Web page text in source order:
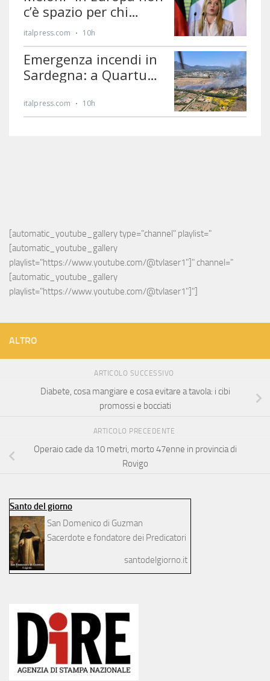
[automatic_youtube_gallery type="channel" playlist="
[automatic_youtube_gallery
playlist="https://www.youtube.com/@tvlaser1"]" channel="
[automatic_youtube_gallery
playlist="https://www.youtube.com/@tvlaser1"]"]
ALTRO
ARTICOLO SUCCESSIVO
Diabete, cosa mangiare e cosa evitare a tavola: i cibi
promossi e bocciati
ARTICOLO PRECEDENTE
Operaio cade da 10 metri, morto 47enne in provincia di
Rovigo
Santo del giorno
San Domenico di Guzman
Sacerdote e fondatore dei Predicatori
santodelgiorno.it